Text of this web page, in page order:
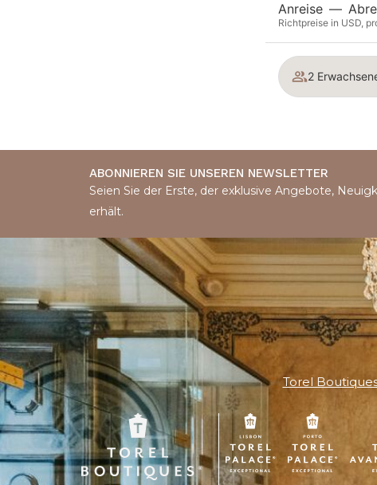
Anreise —
Richtpreise in USD,
2
ABONNIEREN SIE UNSEREN NEWSLETTER
Seien Sie der Erste, der exklusive Angebote,
erhält.
Torel